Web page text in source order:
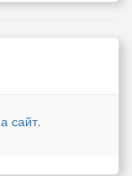
сайт.